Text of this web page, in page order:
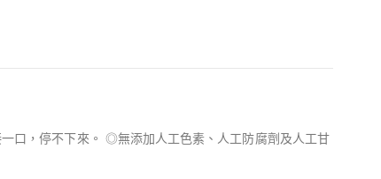
口，停不下來。 ◎無添加人工色素、人工防腐劑及人工甘